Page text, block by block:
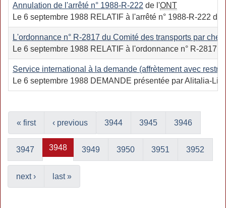
Annulation de l'arrêté n° 1988-R-222 de l'ONT
Le 6 septembre 1988 RELATIF à l'arrêté n° 1988-R-222
L'ordonnance n° R-2817 du Comité des transports par
Le 6 septembre 1988 RELATIF à l'ordonnance n° R-2817
Service international à la demande (affrètement avec
Le 6 septembre 1988 DEMANDE présentée par Alitalia-
« first ‹ previous 3944 3945 3946
3947 3948 3949 3950 3951 3952
next › last »